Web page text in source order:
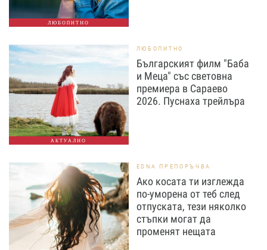
ЛЮБОПИТНО
АКТУАЛНО
ЛЮБОПИТНО
Българският филм "Баба
и Меца" със световна
премиера в Сараево
2026. Пуснаха трейлъра
EDNA ПРЕПОРЪЧВА
Ако косата ти изглежда
по-уморена от теб след
отпуската, тези няколко
стъпки могат да
променят нещата